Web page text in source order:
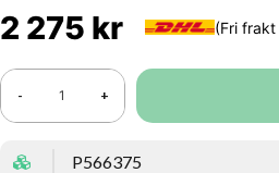
2 275 kr
- +
P566375